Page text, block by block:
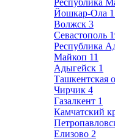
Республика
Йошкар-Ола
Волжск 3
Севастополь
Республика
Майкоп 11
Адыгейск 1
Ташкентская
Чирчик 4
Газалкент 1
Камчатский
Елизово 2